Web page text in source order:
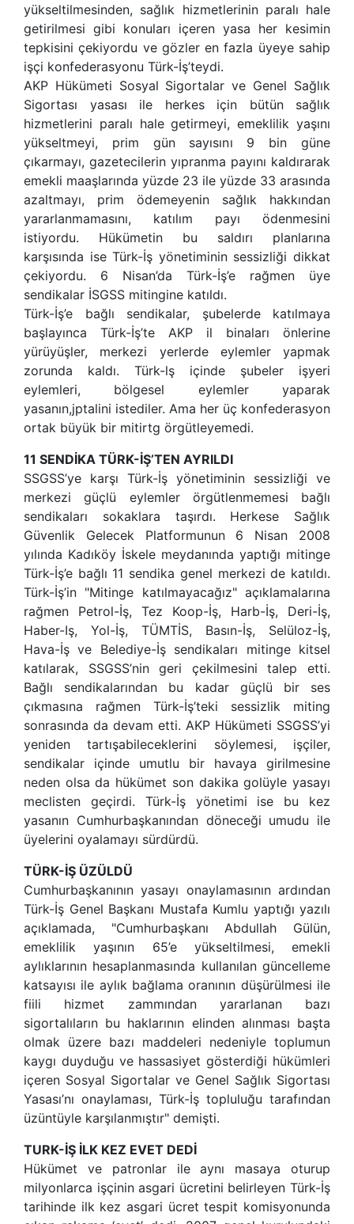
yükseltilmesinden, sağlık hizmetlerinin paralı hale
getirilmesi gibi konuları içeren yasa her kesimin
tepkisini çekiyordu ve gözler en fazla üyeye sahip
işçi konfederasyonu Türk-İş’teydi.
AKP Hükümeti Sosyal Sigortalar ve Genel Sağlık
Sigortası yasası ile herkes için bütün sağlık
hizmetlerini paralı hale getirmeyi, emeklilik yaşını
yükseltmeyi, prim gün sayısını 9 bin güne
çıkarmayı, gazetecilerin yıpranma payını kaldırarak
emekli maaşlarında yüzde 23 ile yüzde 33 arasında
azaltmayı, prim ödemeyenin sağlık hakkından
yararlanmamasını, katılım payı ödenmesini
istiyordu. Hükümetin bu saldırı planlarına
karşısında ise Türk-İş yönetiminin sessizliği dikkat
çekiyordu. 6 Nisan’da Türk-İş’e rağmen üye
sendikalar İSGSS mitingine katıldı.
Türk-İş’e bağlı sendikalar, şubelerde katılmaya
başlayınca Türk-İş’te AKP il binaları önlerine
yürüyüşler, merkezi yerlerde eylemler yapmak
zorunda kaldı. Türk-lş içinde şubeler işyeri
eylemleri, bölgesel eylemler yaparak
yasanın,jptalini istediler. Ama her üç konfederasyon
ortak büyük bir mitirtg örgütleyemedi.
11 SENDİKA TÜRK-İŞ’TEN AYRILDI
SSGSS’ye karşı Türk-İş yönetiminin sessizliği ve
merkezi güçlü eylemler örgütlenmemesi bağlı
sendikaları sokaklara taşırdı. Herkese Sağlık
Güvenlik Gelecek Platformunun 6 Nisan 2008
yılında Kadıköy İskele meydanında yaptığı mitinge
Türk-İş’e bağlı 11 sendika genel merkezi de katıldı.
Türk-İş’in "Mitinge katılmayacağız" açıklamalarına
rağmen Petrol-İş, Tez Koop-İş, Harb-İş, Deri-İş,
Haber-Iş, Yol-İş, TÜMTİS, Basın-İş, Selüloz-İş,
Hava-İş ve Belediye-İş sendikaları mitinge kitsel
katılarak, SSGSS’nin geri çekilmesini talep etti.
Bağlı sendikalarından bu kadar güçlü bir ses
çıkmasına rağmen Türk-İş’teki sessizlik miting
sonrasında da devam etti. AKP Hükümeti SSGSS’yi
yeniden tartışabileceklerini söylemesi, işçiler,
sendikalar içinde umutlu bir havaya girilmesine
neden olsa da hükümet son dakika golüyle yasayı
meclisten geçirdi. Türk-İş yönetimi ise bu kez
yasanın Cumhurbaşkanından döneceği umudu ile
üyelerini oyalamayı sürdürdü.
TÜRK-İŞ ÜZÜLDÜ
Cumhurbaşkanının yasayı onaylamasının ardından
Türk-İş Genel Başkanı Mustafa Kumlu yaptığı yazılı
açıklamada, "Cumhurbaşkanı Abdullah Gülün,
emeklilik yaşının 65’e yükseltilmesi, emekli
aylıklarının hesaplanmasında kullanılan güncelleme
katsayısı ile aylık bağlama oranının düşürülmesi ile
fiili hizmet zammından yararlanan bazı
sigortalıların bu haklarının elinden alınması başta
olmak üzere bazı maddeleri nedeniyle toplumun
kaygı duyduğu ve hassasiyet gösterdiği hükümleri
içeren Sosyal Sigortalar ve Genel Sağlık Sigortası
Yasası’nı onaylaması, Türk-İş topluluğu tarafından
üzüntüyle karşılanmıştır" demişti.
TURK-İŞ İLK KEZ EVET DEDİ
Hükümet ve patronlar ile aynı masaya oturup
milyonlarca işçinin asgari ücretini belirleyen Türk-İş
tarihinde ilk kez asgari ücret tespit komisyonunda